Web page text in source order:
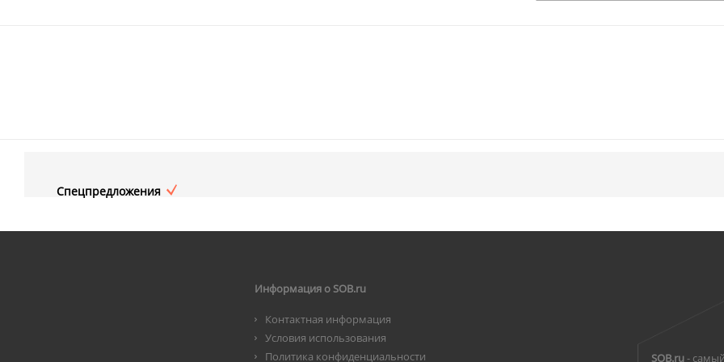
Спецпредложения
Информация о SOB.ru
Контактная информация
Условия использования
Политика конфиденциальности
SOB.ru-